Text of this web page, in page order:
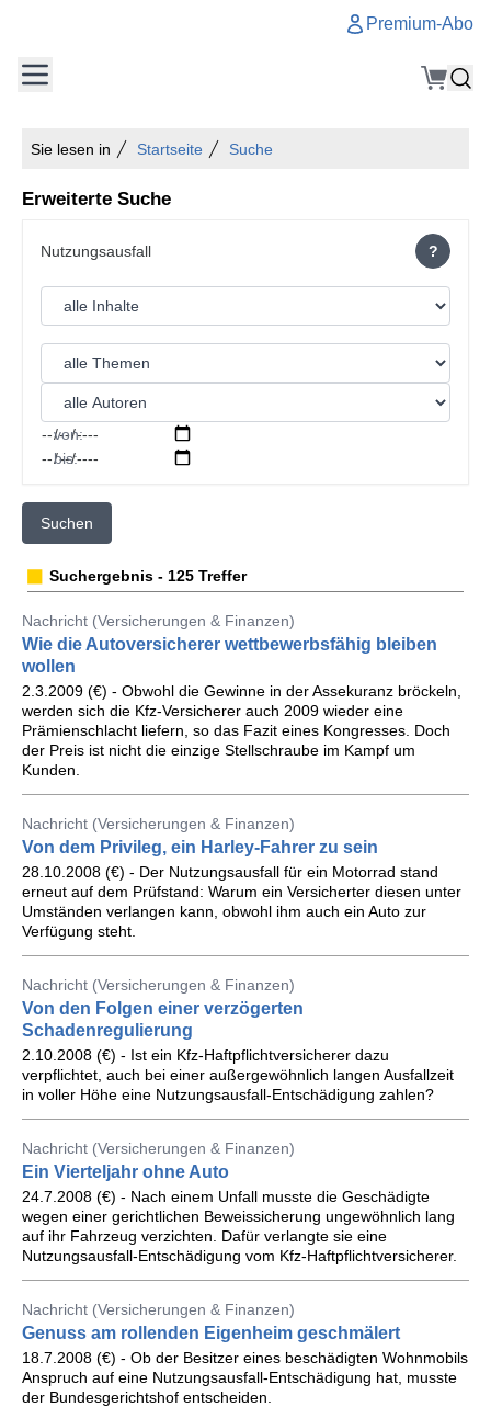
Premium-Abo
Sie lesen in Startseite Suche
Erweiterte Suche
?
von:
bis:
Suchen
Suchergebnis - 125 Treffer
Nachricht (Versicherungen & Finanzen)
Wie die Autoversicherer wettbewerbsfähig bleiben
wollen
2.3.2009 (€) - Obwohl die Gewinne in der Assekuranz bröckeln,
werden sich die Kfz-Versicherer auch 2009 wieder eine
Prämienschlacht liefern, so das Fazit eines Kongresses. Doch
der Preis ist nicht die einzige Stellschraube im Kampf um
Kunden.
Nachricht (Versicherungen & Finanzen)
Von dem Privileg, ein Harley-Fahrer zu sein
28.10.2008 (€) - Der Nutzungsausfall für ein Motorrad stand
erneut auf dem Prüfstand: Warum ein Versicherter diesen unter
Umständen verlangen kann, obwohl ihm auch ein Auto zur
Verfügung steht.
Nachricht (Versicherungen & Finanzen)
Von den Folgen einer verzögerten
Schadenregulierung
2.10.2008 (€) - Ist ein Kfz-Haftpflichtversicherer dazu
verpflichtet, auch bei einer außergewöhnlich langen Ausfallzeit
in voller Höhe eine Nutzungsausfall-Entschädigung zahlen?
Nachricht (Versicherungen & Finanzen)
Ein Vierteljahr ohne Auto
24.7.2008 (€) - Nach einem Unfall musste die Geschädigte
wegen einer gerichtlichen Beweissicherung ungewöhnlich lang
auf ihr Fahrzeug verzichten. Dafür verlangte sie eine
Nutzungsausfall-Entschädigung vom Kfz-Haftpflichtversicherer.
Nachricht (Versicherungen & Finanzen)
Genuss am rollenden Eigenheim geschmälert
18.7.2008 (€) - Ob der Besitzer eines beschädigten Wohnmobils
Anspruch auf eine Nutzungsausfall-Entschädigung hat, musste
der Bundesgerichtshof entscheiden.